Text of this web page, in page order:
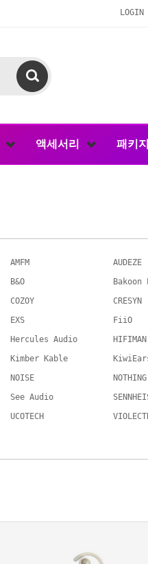
LOGIN
액세서리 패키
AMFM AUDEZE
B&O Bakoon
COZOY CRESYN
EXS FiiO
Hercules Audio HIFIMAN
Kimber Kable
NOISE NOTHING
See Audio
UCOTECH